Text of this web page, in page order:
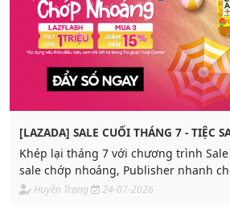
[LAZADA] SALE CUỐI THÁNG 7 - TIỆC
Khép lại tháng 7 với chương trình
sale chớp nhoáng, Publisher nhanh
Huyền Trang 24-07-2026